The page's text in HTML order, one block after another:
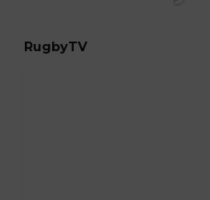
RugbyTV